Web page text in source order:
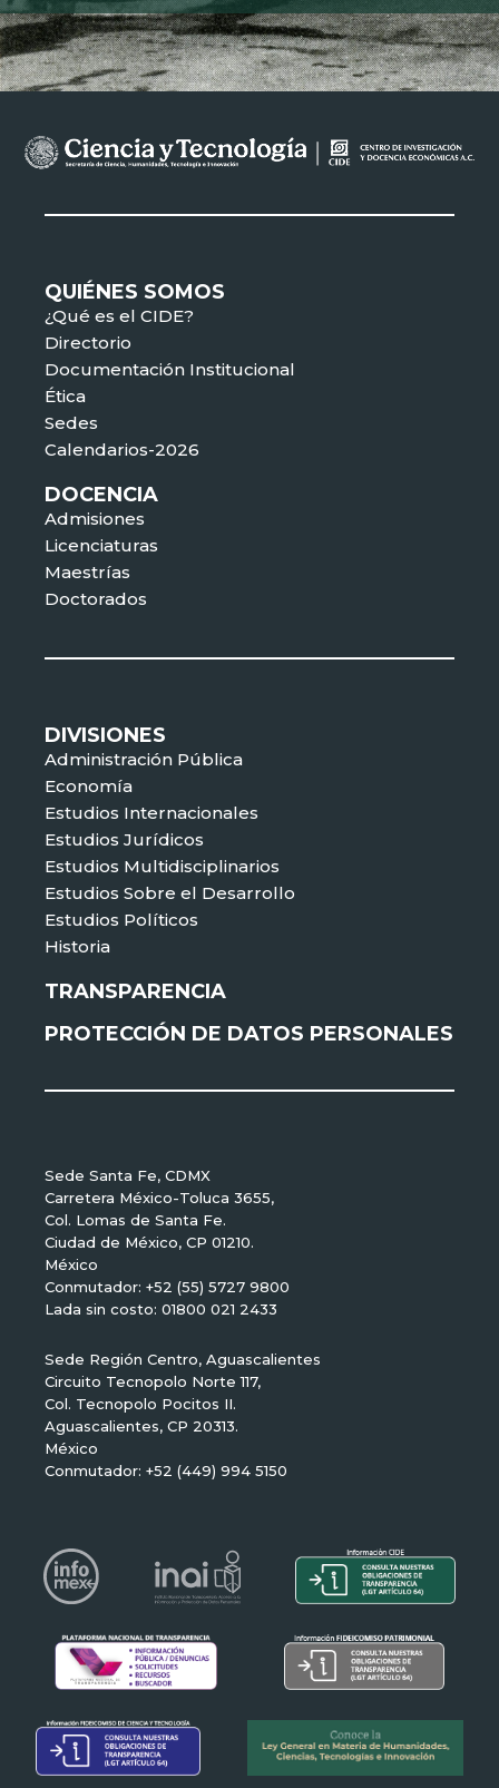
QUIÉNES SOMOS
¿Qué es el CIDE?
Directorio
Documentación Institucional
Ética
Sedes
Calendarios-2026
DOCENCIA
Admisiones
Licenciaturas
Maestrías
Doctorados
DIVISIONES
Administración Pública
Economía
Estudios Internacionales
Estudios Jurídicos
Estudios Multidisciplinarios
Estudios Sobre el Desarrollo
Estudios Políticos
Historia
TRANSPARENCIA
PROTECCIÓN DE DATOS PERSONALES
Sede Santa Fe, CDMX
Carretera México-Toluca 3655,
Col. Lomas de Santa Fe.
Ciudad de México, CP 01210.
México
Conmutador: +52 (55) 5727 9800
Lada sin costo: 01800 021 2433
Sede Región Centro, Aguascalientes
Circuito Tecnopolo Norte 117,
Col. Tecnopolo Pocitos II.
Aguascalientes, CP 20313.
México
Conmutador: +52 (449) 994 5150